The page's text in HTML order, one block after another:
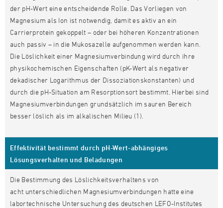
der pH-Wert eine entscheidende Rolle. Das Vorliegen von
Magnesium als Ion ist notwendig, damit es aktiv an ein
Carrierprotein gekoppelt – oder bei höheren Konzentrationen
auch passiv – in die Mukosazelle aufgenommen werden kann.
Die Löslichkeit einer Magnesiumverbindung wird durch ihre
physikochemischen Eigenschaften (pK-Wert als negativer
dekadischer Logarithmus der Dissoziationskonstanten) und
durch die pH-Situation am Resorptionsort bestimmt. Hierbei sind
Magnesiumverbindungen grundsätzlich im sauren Bereich
besser löslich als im alkalischen Milieu (1).
Effektivität bestimmt durch pH-Wert-abhängiges
Lösungsverhalten und Beladungen
Die Bestimmung des Löslichkeitsverhaltens von
acht unterschiedlichen Magnesiumverbindungen hatte eine
labortechnische Untersuchung des deutschen LEFO-Institutes